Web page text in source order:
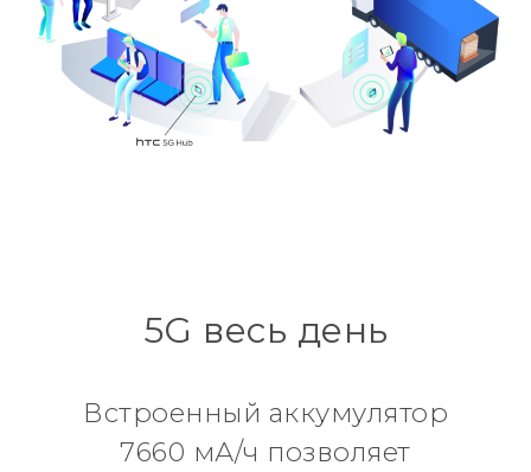
5G весь день
Встроенный аккумулятор
7660 мА/ч позволяет